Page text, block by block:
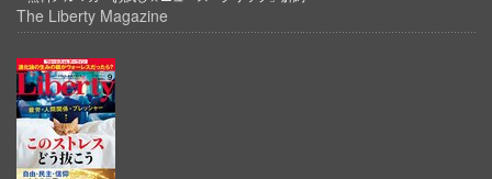
The Liberty Magazine